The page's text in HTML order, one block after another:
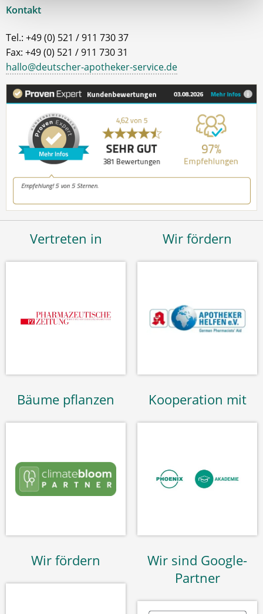
Kontakt
Tel.: +49 (0) 521 / 911 730 37
Fax: +49 (0) 521 / 911 730 31
hallo@deutscher-apotheker-service.de
Vertreten in Wir fördern
Bäume pflanzen Kooperation mit
Wir fördern
Wir sind Google-
Partner